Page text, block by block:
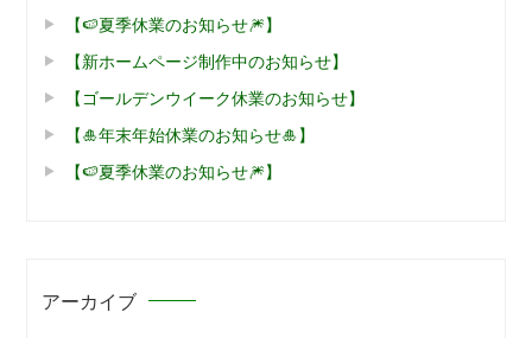
【🍉夏季休業のお知らせ🎆】
【新ホームページ制作中のお知らせ】
【ゴールデンウイーク休業のお知らせ】
【🎍年末年始休業のお知らせ🎍】
【🍉夏季休業のお知らせ🎆】
アーカイブ